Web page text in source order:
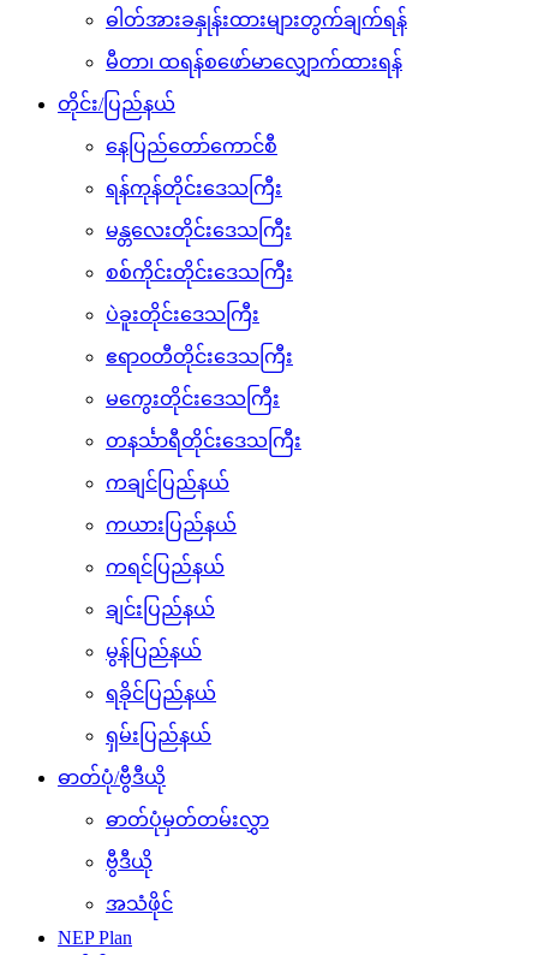
ဓါတ်အားခနှုန်းထားများတွက်ချက်ရန်
မီတာ၊ ထရန်စဖော်မာလျှောက်ထားရန်
တိုင်း/ပြည်နယ်
နေပြည်တော်ကောင်စီ
ရန်ကုန်တိုင်းဒေသကြီး
မန္တလေးတိုင်းဒေသကြီး
စစ်ကိုင်းတိုင်းဒေသကြီး
ပဲခူးတိုင်းဒေသကြီး
ဧရာ၀တီတိုင်းဒေသကြီး
မကွေးတိုင်းဒေသကြီး
တနင်္သာရီတိုင်းဒေသကြီး
ကချင်ပြည်နယ်
ကယားပြည်နယ်
ကရင်ပြည်နယ်
ချင်းပြည်နယ်
မွန်ပြည်နယ်
ရခိုင်ပြည်နယ်
ရှမ်းပြည်နယ်
ဓာတ်ပုံ/ဗွီဒီယို
ဓာတ်ပုံမှတ်တမ်းလွှာ
ဗွီဒီယို
အသံဖိုင်
NEP Plan